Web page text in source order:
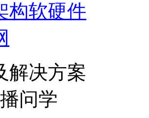
构软硬件
解决方案
问学